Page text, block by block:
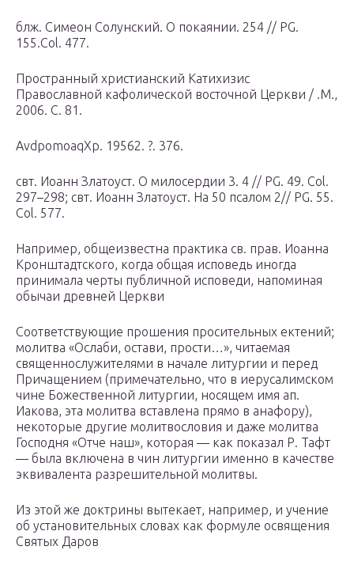
блж. Симеон Солунский. О покаянии. 254 // PG.
155.Col. 477.
Пространный христианский Катихизис
Православной кафолической восточной Церкви / .М.,
2006. С. 81.
AvdpomoaqXp. 19562. ?. 376.
свт. Иоанн Златоуст. О милосердии 3. 4 // PG. 49. Col.
297–298; свт. Иоанн Златоуст. На 50 псалом 2// PG. 55.
Col. 577.
Например, общеизвестна практика св. прав. Иоанна
Кронштадтского, когда общая исповедь иногда
принимала черты публичной исповеди, напоминая
обычаи древней Церкви
Соответствующие прошения просительных ектений;
молитва «Ослаби, остави, прости…», читаемая
священнослужителями в начале литургии и перед
Причащением (примечательно, что в иерусалимском
чине Божественной литургии, носящем имя ап.
Иакова, эта молитва вставлена прямо в анафору),
некоторые другие молитвословия и даже молитва
Господня «Отче наш», которая — как показал Р. Тафт
— была включена в чин литургии именно в качестве
эквивалента разрешительной молитвы.
Из этой же доктрины вытекает, например, и учение
об установительных словах как формуле освящения
Святых Даров